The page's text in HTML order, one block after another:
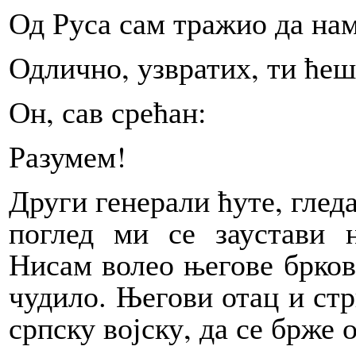
Од Руса сам тражио да
Одлично, узвратих, ти
Он, сав срећан:
Разумем!
Други генерали ћуте,
поглед ми се
Нисам волео његове
чудило. Његови отац и
српску војску, да се брже